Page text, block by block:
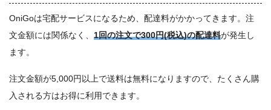
OniGoは宅配サービスになるため、配達料がかかってきます。注
文金額には関係なく、 1回の注文で300円(税込)の配達料が発生し
ます。
注文金額が5,000円以上で送料は無料になりますので、たくさん購
入される方はお得に利用できます。